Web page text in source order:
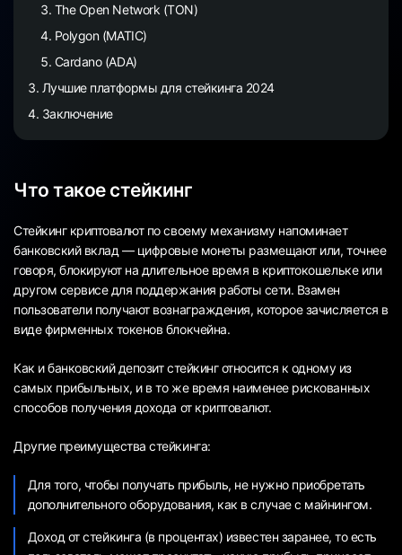
The Open Network (TON)
Polygon (MATIC)
Cardano (ADA)
Лучшие платформы для стейкинга 2024
Заключение
Что такое стейкинг
Стейкинг криптовалют по своему механизму напоминает
банковский вклад — цифровые монеты размещают или, точнее
говоря, блокируют на длительное время в криптокошельке или
другом сервисе для поддержания работы сети. Взамен
пользователи получают вознаграждения, которое зачисляется в
виде фирменных токенов блокчейна.
Как и банковский депозит стейкинг относится к одному из
самых прибыльных, и в то же время наименее рискованных
способов получения дохода от криптовалют.
Другие преимущества стейкинга:
Для того, чтобы получать прибыль, не нужно приобретать
дополнительного оборудования, как в случае с майнингом.
Доход от стейкинга (в процентах) известен заранее, то есть